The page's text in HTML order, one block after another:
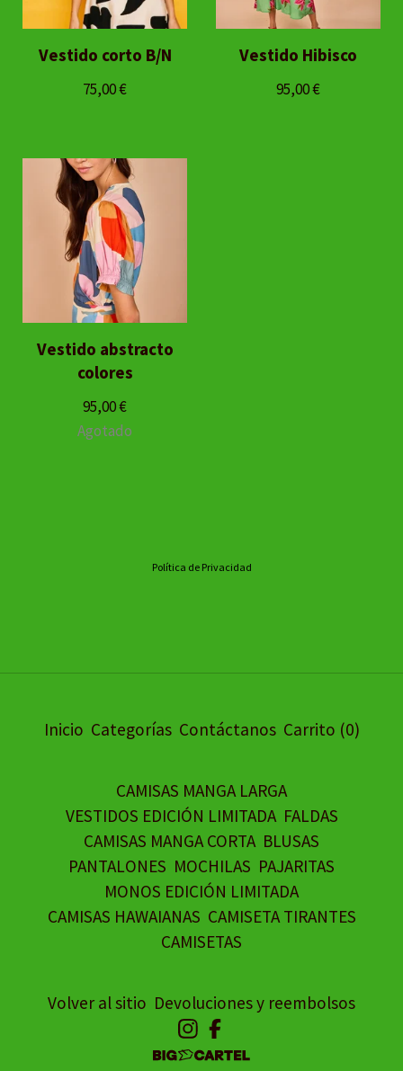
Vestido corto B/N
75,00€
Vestido Hibisco
95,00€
Vestido abstracto
colores
95,00€
Agotado
Política de Privacidad
Inicio Categorías Contáctanos Carrito (0)
CAMISAS MANGA LARGA
VESTIDOS EDICIÓN LIMITADA FALDAS
CAMISAS MANGA CORTA BLUSAS
PANTALONES MOCHILAS PAJARITAS
MONOS EDICIÓN LIMITADA
CAMISAS HAWAIANAS CAMISETA TIRANTES
CAMISETAS
Volver al sitio Devoluciones y reembolsos